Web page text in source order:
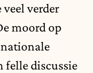
veel verder
moord op
felle discussie